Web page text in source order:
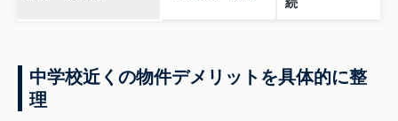
続
中学校近くの物件デメリットを具体的に整
理